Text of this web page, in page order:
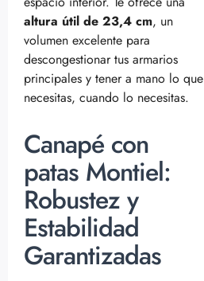
altura útil de 23,4 cm, un
volumen excelente para
descongestionar tus armarios
principales y tener a mano lo que
necesitas, cuando lo necesitas.
Canapé con
patas Montiel:
Robustez y
Estabilidad
Garantizadas